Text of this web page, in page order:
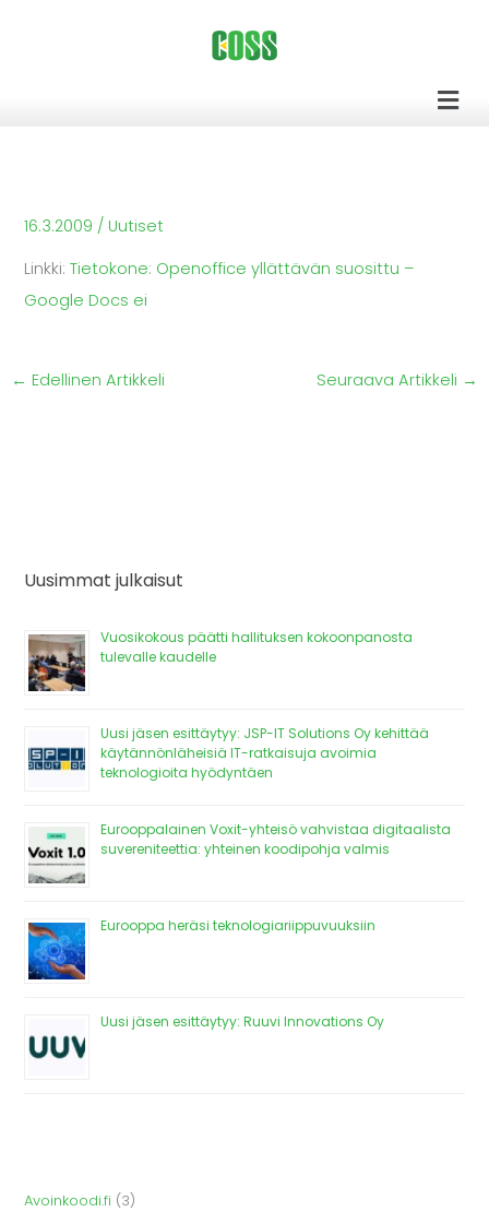
16.3.2009 / Uutiset
Linkki:Tietokone: Openoffice yllättävän suosittu –
Google Docs ei
← Edellinen Artikkeli Seuraava Artikkeli →
Uusimmat julkaisut
Vuosikokous päätti hallituksen kokoonpanosta
tulevalle kaudelle
Uusi jäsen esittäytyy: JSP-IT Solutions Oy kehittää
käytännönläheisiä IT-ratkaisuja avoimia
teknologioita hyödyntäen
Eurooppalainen Voxit-yhteisö vahvistaa digitaalista
suvereniteettia: yhteinen koodipohja valmis
Eurooppa heräsi teknologiariippuvuuksiin
Uusi jäsen esittäytyy: Ruuvi Innovations Oy
Avoinkoodi.fi (3)